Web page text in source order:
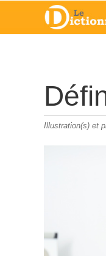
Illustration(s) et